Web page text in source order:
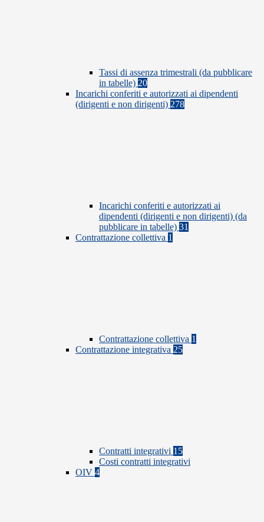
Tassi di assenza trimestrali (da pubblicare
in tabelle) 20
Incarichi conferiti e autorizzati ai dipendenti
(dirigenti e non dirigenti) 278
Incarichi conferiti e autorizzati ai
dipendenti (dirigenti e non dirigenti) (da
pubblicare in tabelle) 31
Contrattazione collettiva 1
Contrattazione collettiva 1
Contrattazione integrativa 25
Contratti integrativi 15
Costi contratti integrativi
OIV 4